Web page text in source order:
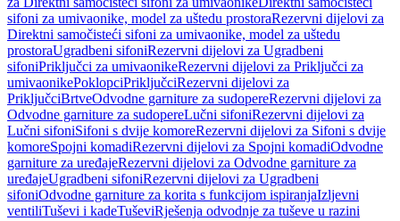
sifoni za umivaonike, model za uštedu prostoraRezervni dijelovi za
Direktni samočisteći sifoni za umivaonike, model za uštedu
prostoraUgradbeni sifoniRezervni dijelovi za Ugradbeni
sifoniPriključci za umivaonikeRezervni dijelovi za Priključci za
umivaonikePoklopciPriključciRezervni dijelovi za
PriključciBrtveOdvodne garniture za sudopereRezervni dijelovi za
Odvodne garniture za sudopereLučni sifoniRezervni dijelovi za
Lučni sifoniSifoni s dvije komoreRezervni dijelovi za Sifoni s dvije
komoreSpojni komadiRezervni dijelovi za Spojni komadiOdvodne
garniture za uređajeRezervni dijelovi za Odvodne garniture za
uređajeUgradbeni sifoniRezervni dijelovi za Ugradbeni
sifoniOdvodne garniture za korita s funkcijom ispiranjaIzljevni
ventiliTuševi i kadeTuševiRješenja odvodnje za tuševe u razini